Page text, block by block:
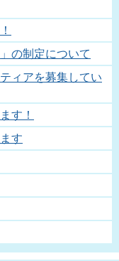
の制定について
ィアを募集してい
す！
す